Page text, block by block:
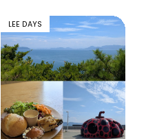
LEE DAYS